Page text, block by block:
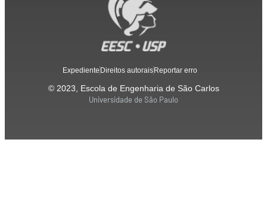
Expediente Direitos autorais Reportar erro
© 2023, Escola de Engenharia de São Carlos
Universidade de São Paulo